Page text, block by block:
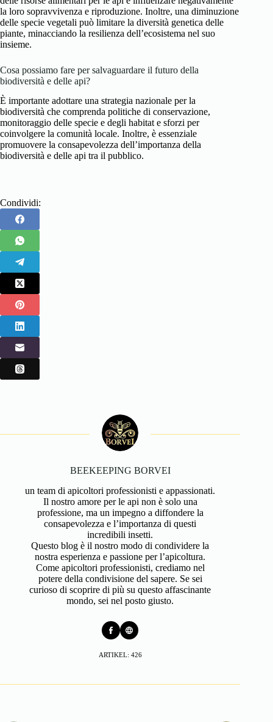
la loro sopravvivenza e riproduzione. Inoltre, una diminuzione
delle specie vegetali può limitare la diversità genetica delle
piante, minacciando la resilienza dell’ecosistema nel suo
insieme.
Cosa possiamo fare per salvaguardare il futuro della
biodiversità e delle api?
È importante adottare una strategia nazionale per la
biodiversità che comprenda politiche di conservazione,
monitoraggio delle specie e degli habitat e sforzi per
coinvolgere la comunità locale. Inoltre, è essenziale
promuovere la consapevolezza dell’importanza della
biodiversità e delle api tra il pubblico.
Condividi:
BEEKEEPING BORVEI
un team di apicoltori professionisti e appassionati.
Il nostro amore per le api non è solo una
professione, ma un impegno a diffondere la
consapevolezza e l’importanza di questi
incredibili insetti.
Questo blog è il nostro modo di condividere la
nostra esperienza e passione per l’apicoltura.
Come apicoltori professionisti, crediamo nel
potere della condivisione del sapere. Se sei
curioso di scoprire di più su questo affascinante
mondo, sei nel posto giusto.
ARTIKEL: 426